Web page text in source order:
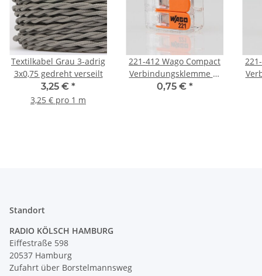
Textilkabel Grau 3-adrig
3x0,75 gedreht verseilt
3,25 € *
3,25 € pro 1 m
221-412 Wago Compact
Verbindungsklemme 2-
polig für alle
0,75 € *
Standort
RADIO KÖLSCH HAMBURG
Eiffestraße 598
20537 Hamburg
Zufahrt über Borstelmannsweg